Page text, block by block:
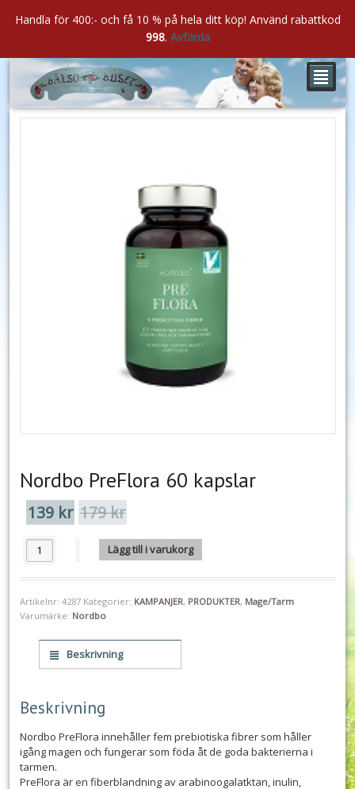
²
Nordbo PreFlora 60 kapslar
179krDet
ursprungliga
priset
var:
139 kr
Det
nuvarande
priset
är:
Nordbo PreFlora 60 kapslar mängd
Lägg till i varukorg
Artikelnr: 4287 Kategorier: KAMPANJER, PRODUKTER, Mage/Tarm
Varumärke: Nordbo
Beskrivning
Beskrivning
Nordbo PreFlora innehåller fem prebiotiska fibrer som håller
igång magen och fungerar som föda åt de goda bakterierna i
tarmen.
PreFlora är en fiberblandning av arabinoogalatktan, inulin,
Handla för 400:- och få 10 % på hela ditt köp! Använd rabattkod
998. Avfärda